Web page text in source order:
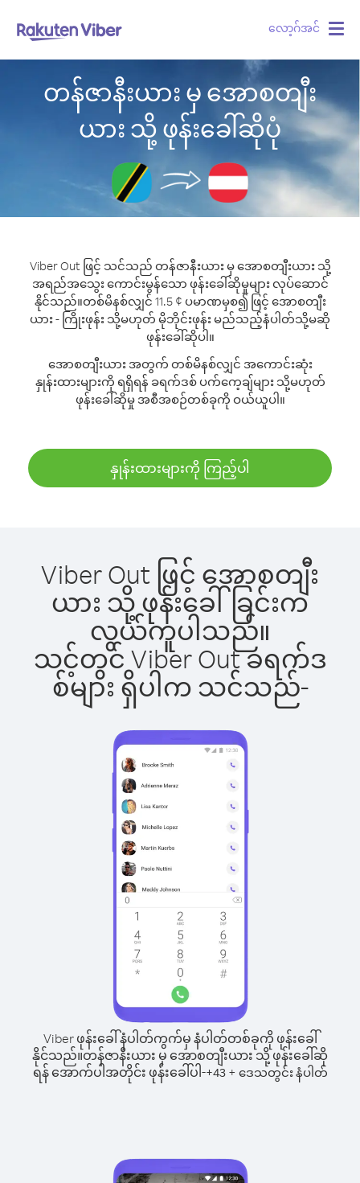
လော့ဂ်အင်
တန်ဇာနီးယား မှ အောစတျီး
ယား သို့ ဖုန်းခေါ်ဆိုပုံ
Viber Out ဖြင့် သင်သည် တန်ဇာနီးယား မှ အောစတျီးယား သို့
အရည်အသွေး ကောင်းမွန်သော ဖုန်းခေါ်ဆိုမှုများ လုပ်ဆောင်
နိုင်သည်။တစ်မိနစ်လျှင် 11.5 ¢ ပမာဏမှစ၍ ဖြင့် အောစတျီး
ယား - ကြိုးဖုန်း သို့မဟုတ် မိုဘိုင်းဖုန်း မည်သည့်နံပါတ်သို့မဆို
ဖုန်းခေါ်ဆိုပါ။
အောစတျီးယား အတွက် တစ်မိနစ်လျှင် အကောင်းဆုံး
နှုန်းထားများကို ရရှိရန် ခရက်ဒစ် ပက်ကေ့ချ်များ သို့မဟုတ်
ဖုန်းခေါ်ဆိုမှု အစီအစဉ်တစ်ခုကို ဝယ်ယူပါ။
နှုန်းထားများကို ကြည့်ပါ
Viber Out ဖြင့် အောစတျီး
ယား သို့ ဖုန်းခေါ်ခြင်းက
လွယ်ကူပါသည်။
သင့်တွင် Viber Out ခရက်ဒ
စ်များ ရှိပါက သင်သည်-
Viber ဖုန်းခေါ်နံပါတ်ကွက်မှ နံပါတ်တစ်ခုကို ဖုန်းခေါ်
နိုင်သည်။တန်ဇာနီးယား မှ အောစတျီးယား သို့ ဖုန်းခေါ်ဆို
ရန် အောက်ပါအတိုင်း ဖုန်းခေါ်ပါ-+43+ ဒေသတွင်း နံပါတ်